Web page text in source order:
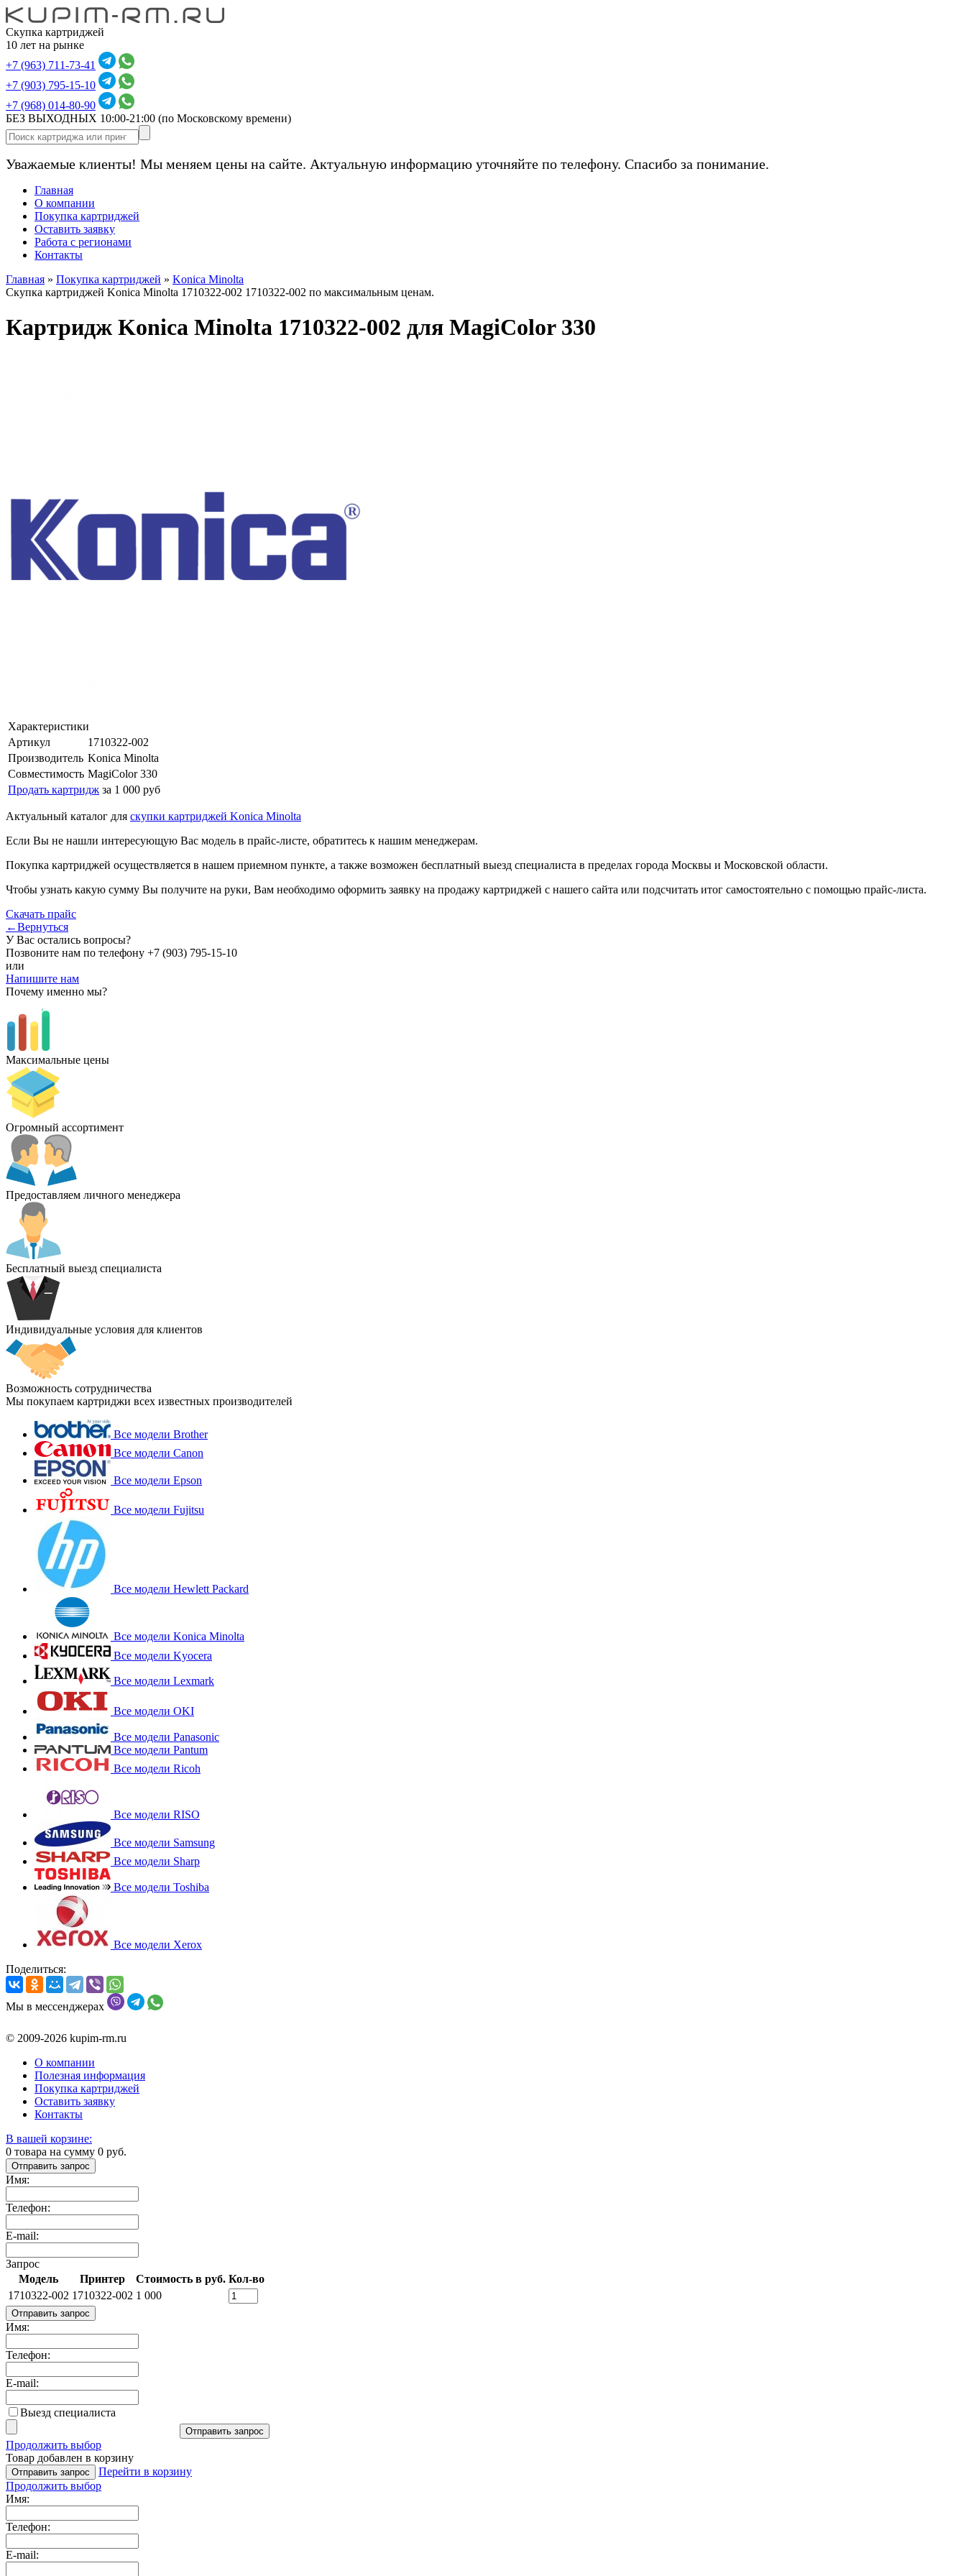
Скупка картриджей
10 лет на рынке
+7 (963) 711-73-41
+7 (903) 795-15-10
+7 (968) 014-80-90
БЕЗ ВЫХОДНЫХ 10:00-21:00 (по Московскому времени)
Уважаемые клиенты! Мы меняем цены на сайте. Актуальную информацию уточняйте по телефону. Спасибо за понимание.
Главная
О компании
Покупка картриджей
Оставить заявку
Работа с регионами
Контакты
Главная » Покупка картриджей » Konica Minolta
Скупка картриджей Konica Minolta 1710322-002 1710322-002 по максимальным ценам.
Картридж Konica Minolta 1710322-002 для MagiColor 330
Характеристики
Артикул
1710322-002
Производитель Konica Minolta
Совместимость MagiColor 330
Продать картридж за 1 000 руб
Актуальный каталог для скупки картриджей Konica Minolta
Если Вы не нашли интересующую Вас модель в прайс-листе, обратитесь к нашим менеджерам.
Покупка картриджей осуществляется в нашем приемном пункте, а также возможен бесплатный выезд специалиста в пределах города Москвы и Московской области.
Чтобы узнать какую сумму Вы получите на руки, Вам необходимо оформить заявку на продажу картриджей с нашего сайта или подсчитать итог самостоятельно с помощью прайс-листа.
Скачать прайс
←Вернуться
У Вас остались вопросы?
Позвоните нам по телефону +7 (903) 795-15-10
или
Напишите нам
Почему именно мы?
Максимальные цены
Огромный ассортимент
Предоставляем личного менеджера
Бесплатный выезд специалиста
Индивидуальные условия для клиентов
Возможность сотрудничества
Мы покупаем картриджи всех известных производителей
Все модели Brother
Все модели Canon
Все модели Epson
Все модели Fujitsu
Все модели Hewlett Packard
Все модели Konica Minolta
Все модели Kyocera
Все модели Lexmark
Все модели OKI
Все модели Panasonic
Все модели Pantum
Все модели Ricoh
Все модели RISO
Все модели Samsung
Все модели Sharp
Все модели Toshiba
Все модели Xerox
Поделиться:
Мы в мессенджерах
© 2009-2026 kupim-rm.ru
О компании
Полезная информация
Покупка картриджей
Оставить заявку
Контакты
В вашей корзине:
0 товара на сумму 0 руб.
Отправить запрос
Имя:
Телефон:
E-mail:
Запрос
Модель
Принтер Стоимость в руб. Кол-во
1710322-002 1710322-002 1 000
Отправить запрос
Имя:
Телефон:
E-mail:
Выезд специалиста
Отправить запрос
Продолжить выбор
Товар добавлен в корзину
Отправить запрос
Перейти в корзину
Продолжить выбор
Имя:
Телефон:
E-mail: